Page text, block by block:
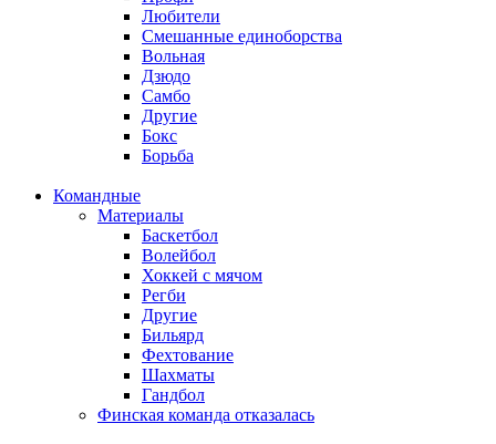
Любители
Смешанные единоборства
Вольная
Дзюдо
Самбо
Другие
Бокс
Борьба
Командные
Материалы
Баскетбол
Волейбол
Хоккей с мячом
Регби
Другие
Бильярд
Фехтование
Шахматы
Гандбол
Финская команда отказалась